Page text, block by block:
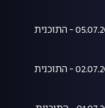
הצינור 05.07.2026 - התוכנית
הצינור 02.07.2026 - התוכנית